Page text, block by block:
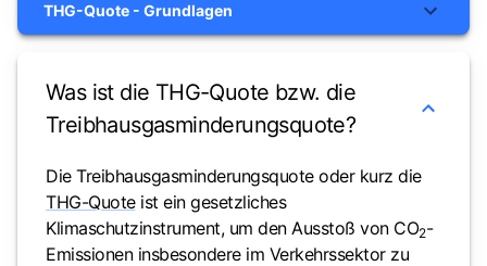
THG-Quote - Grundlagen
Was ist die THG-Quote bzw. die
Treibhausgasminderungsquote?
Die Treibhausgasminderungsquote oder kurz die
THG-Quote ist ein gesetzliches
Klimaschutzinstrument, um den Ausstoß von CO2-
Emissionen insbesondere im Verkehrssektor zu